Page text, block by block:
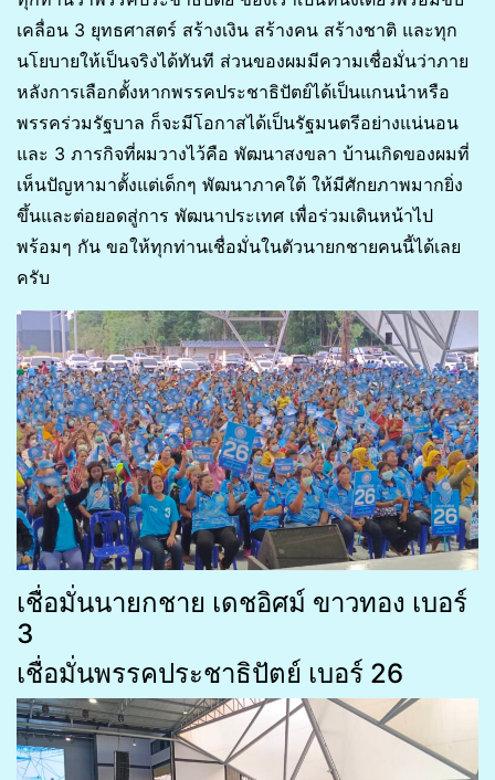
เคลื่อน 3 ยุทธศาสตร์ สร้างเงิน สร้างคน สร้างชาติ และทุก
นโยบายให้เป็นจริงได้ทันที ส่วนของผมมีความเชื่อมั่นว่าภาย
หลังการเลือกตั้งหากพรรคประชาธิปัตย์ได้เป็นแกนนำหรือ
พรรคร่วมรัฐบาล ก็จะมีโอกาสได้เป็นรัฐมนตรีอย่างแน่นอน
และ 3 ภารกิจที่ผมวางไว้คือ พัฒนาสงขลา บ้านเกิดของผมที่
เห็นปัญหามาตั้งแต่เด็กๆ พัฒนาภาคใต้ ให้มีศักยภาพมากยิ่ง
ขึ้นและต่อยอดสู่การ พัฒนาประเทศ เพื่อร่วมเดินหน้าไป
พร้อมๆ กัน ขอให้ทุกท่านเชื่อมั่นในตัวนายกชายคนนี้ได้เลย
ครับ
เชื่อมั่นนายกชาย เดชอิศม์ ขาวทอง เบอร์
3
เชื่อมั่นพรรคประชาธิปัตย์ เบอร์ 26